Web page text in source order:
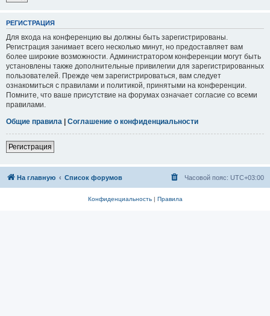
РЕГИСТРАЦИЯ
Для входа на конференцию вы должны быть зарегистрированы.
Регистрация занимает всего несколько минут, но предоставляет вам
более широкие возможности. Администратором конференции могут быть
установлены также дополнительные привилегии для зарегистрированных
пользователей. Прежде чем зарегистрироваться, вам следует
ознакомиться с правилами и политикой, принятыми на конференции.
Помните, что ваше присутствие на форумах означает согласие со всеми
правилами.
Общие правила | Соглашение о конфиденциальности
Регистрация
На главную Список форумов Часовой пояс: UTC+03:00
Конфиденциальность| Правила